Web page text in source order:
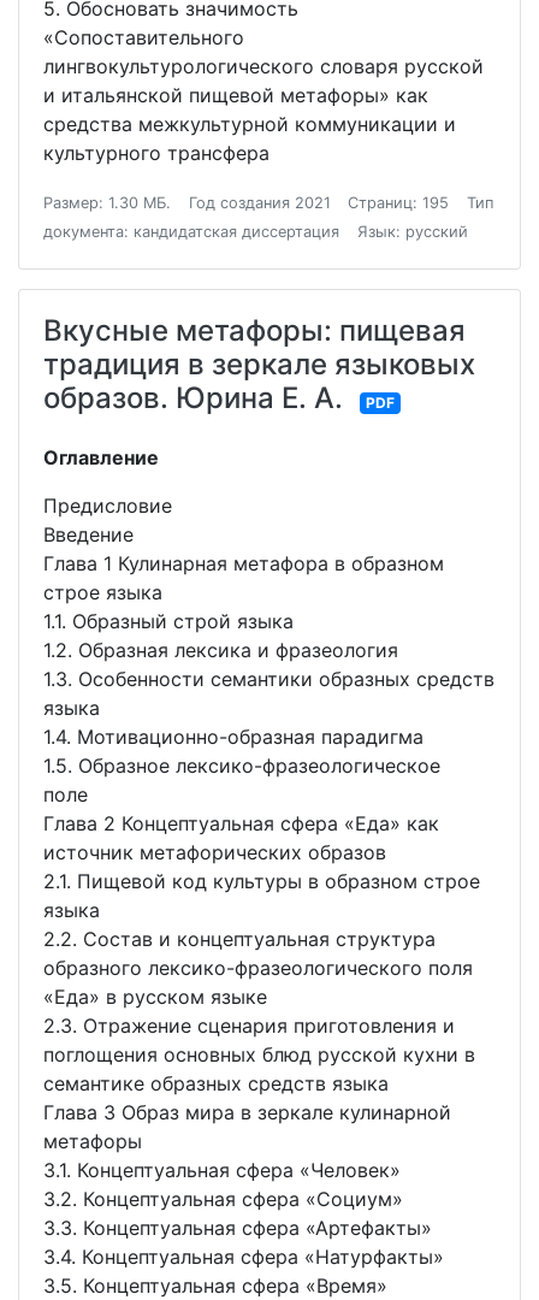
5. Обосновать значимость
«Сопоставительного
лингвокультурологического словаря русской
и итальянской пищевой метафоры» как
средства межкультурной коммуникации и
культурного трансфера
Размер: 1.30 МБ. Год создания 2021 Страниц: 195
Тип
документа: кандидатская диссертация
Язык: русский
Вкусные метафоры: пищевая
традиция в зеркале языковых
образов. Юрина Е. А.
PDF
Оглавление
Предисловие
Введение
Глава 1 Кулинарная метафора в образном
строе языка
1.1. Образный строй языка
1.2. Образная лексика и фразеология
1.3. Особенности семантики образных средств
языка
1.4. Мотивационно-образная парадигма
1.5. Образное лексико-фразеологическое
поле
Глава 2 Концептуальная сфера «Еда» как
источник метафорических образов
2.1. Пищевой код культуры в образном строе
языка
2.2. Состав и концептуальная структура
образного лексико-фразеологического поля
«Еда» в русском языке
2.3. Отражение сценария приготовления и
поглощения основных блюд русской кухни в
семантике образных средств языка
Глава 3 Образ мира в зеркале кулинарной
метафоры
3.1. Концептуальная сфера «Человек»
3.2. Концептуальная сфера «Социум»
3.3. Концептуальная сфера «Артефакты»
3.4. Концептуальная сфера «Натурфакты»
3.5. Концептуальная сфера «Время»